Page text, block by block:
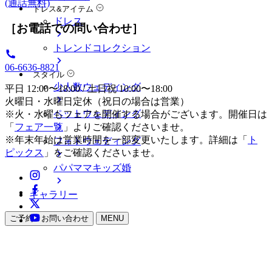
ドレス&アイテム
ドレス
トレンドコレクション
スタイル
少人数ウェディング
ペットウェディング
フォトウェディング
パパママキッズ婚
ギャラリー
ご予約・お問い合わせ MENU
(通話無料)
［お電話での問い合わせ］
06-6636-8821
平日 12:00〜18:00 / 土日祝 10:00〜18:00
火曜日・水曜日定休（祝日の場合は営業）
※火・水曜もフェアを開催する場合がございます。開催日は
「 フェア一覧 」よりご確認くださいませ。
※年末年始は営業時間を一部変更いたします。詳細は「
ト
ピックス 」をご確認くださいませ。